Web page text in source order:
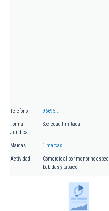
Teléfono 96695...
Forma
Jurídica
Sociedad limitada
Marcas 1 marcas
Actividad
Comercio al por menor no
bebidas y tabaco